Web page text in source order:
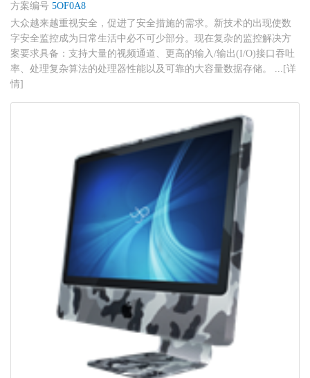
方案编号 5OF0A8
大众越来越重视安全，促进了安全措施的需求。新技术的出现使数
字安全监控成为日常生活中必不可少部分。现在复杂的监控解决方
案要求具备：支持大量的视频通道、更高的输入/输出(I/O)接口吞吐
率、处理复杂算法的处理器性能以及可靠的大容量数据存储。 ...[详
情]